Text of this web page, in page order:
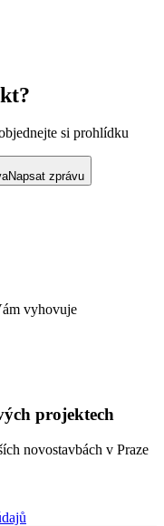
si prohlídku
Napsat zprávu
vyhovuje
projektech
novostavbách v Praze